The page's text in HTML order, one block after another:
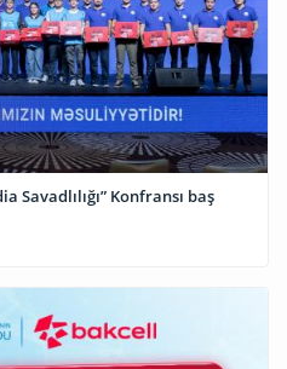
Savadlılığı” Konfransı baş